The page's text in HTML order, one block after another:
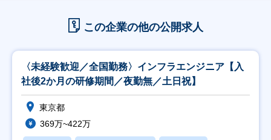
この企業の他の公開求人
〈未経験歓迎／全国勤務〉インフラエンジニア【入
社後2か月の研修期間／夜勤無／土日祝】
東京都
369万~422万